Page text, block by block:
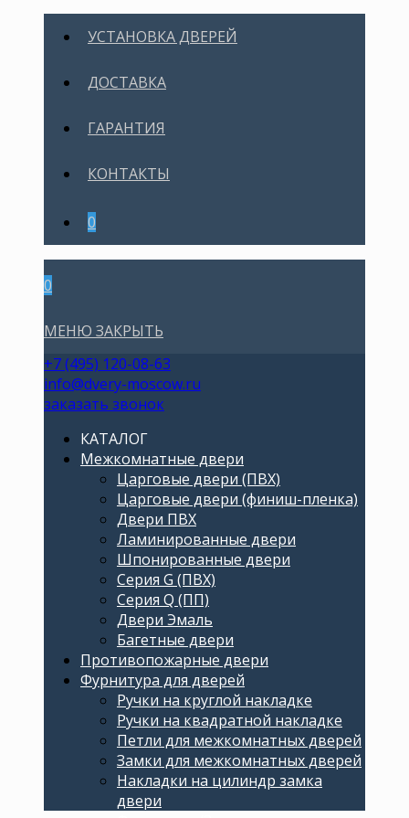
УСТАНОВКА ДВЕРЕЙ
ДОСТАВКА
ГАРАНТИЯ
КОНТАКТЫ
0
0
МЕНЮ ЗАКРЫТЬ
+7 (495) 120-08-63
info@dvery-moscow.ru
заказать звонок
КАТАЛОГ
Межкомнатные двери
Царговые двери (ПВХ)
Царговые двери (финиш-пленка)
Двери ПВХ
Ламинированные двери
Шпонированные двери
Серия G (ПВХ)
Серия Q (ПП)
Двери Эмаль
Багетные двери
Противопожарные двери
Фурнитура для дверей
Ручки на круглой накладке
Ручки на квадратной накладке
Петли для межкомнатных дверей
Замки для межкомнатных дверей
Накладки на цилиндр замка
двери